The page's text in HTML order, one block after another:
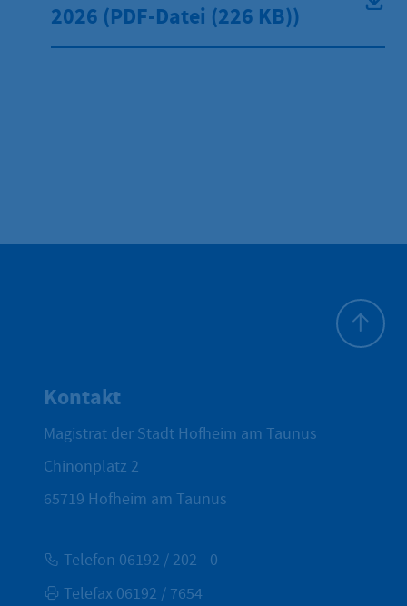
2026 (PDF-Datei (226 KB))
Kontakt
Magistrat der Stadt Hofheim am Taunus
Chinonplatz 2
65719 Hofheim am Taunus
Telefon 06192 / 202 - 0
Telefax 06192 / 7654